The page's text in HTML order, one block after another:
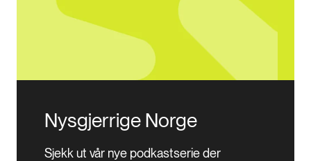
Nysgjerrige Norge
Sjekk ut vår nye podkastserie der